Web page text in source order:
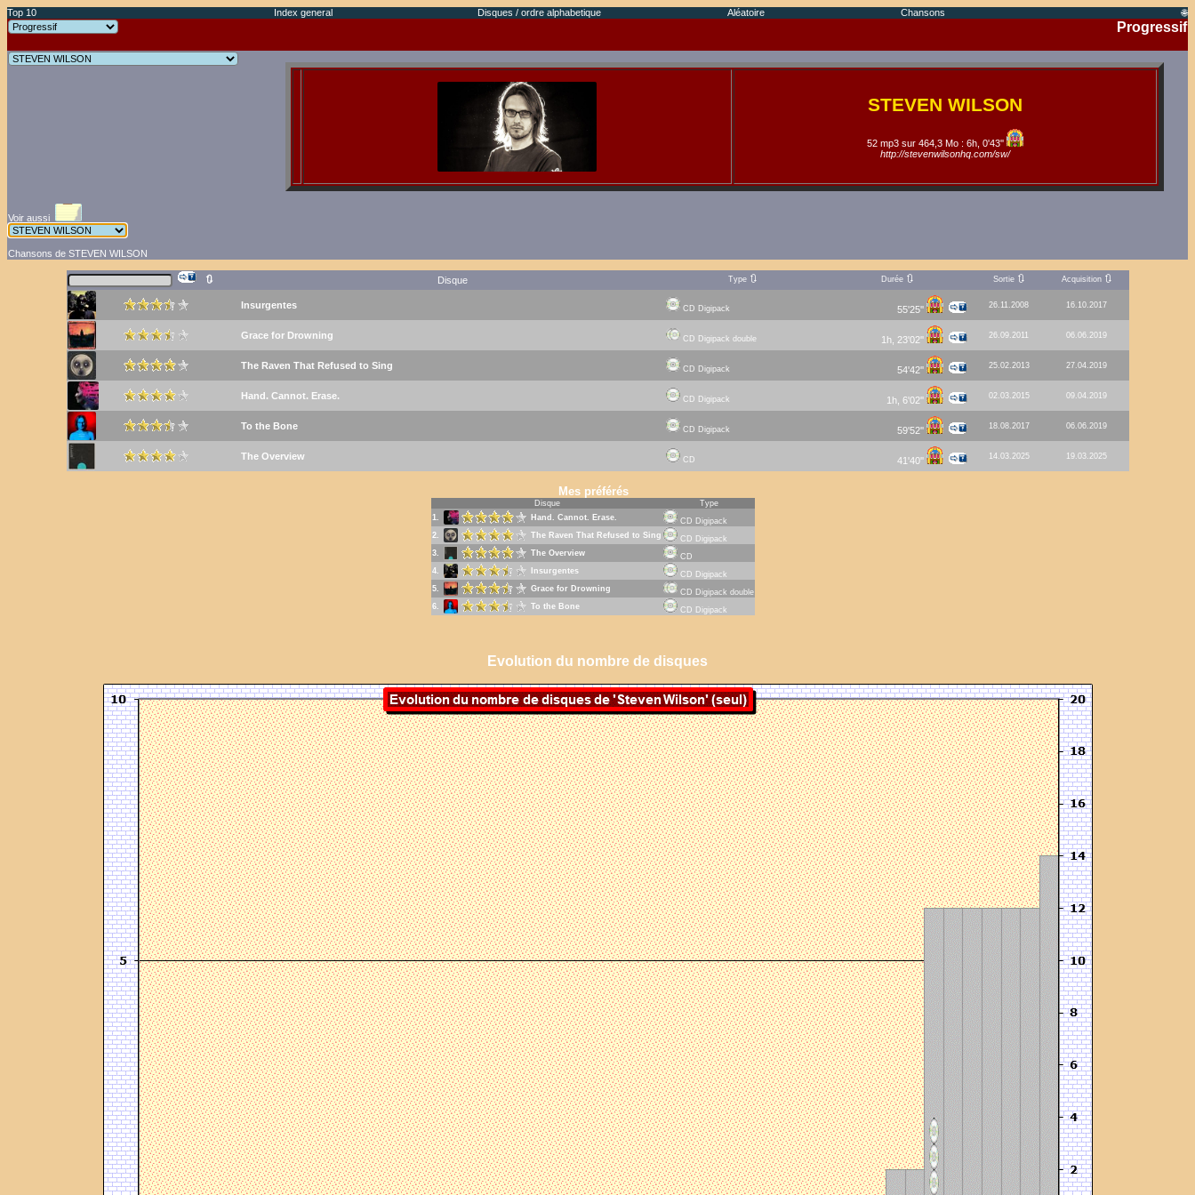
Top 10 Index general Disques / ordre alphabetique Aléatoire Chansons 🌐
Progressif
STEVEN WILSON
52 mp3 sur 464,3 Mo : 6h, 0'43''
http://stevenwilsonhq.com/sw/
Voir aussi
Chansons de STEVEN WILSON
🔃 Disque Type 🔃 Durée 🔃 Sortie 🔃 Acquisition🔃
Insurgentes CD Digipack 55'25'' 26.11.2008 16.10.2017
Grace for Drowning CD Digipack double 1h, 23'02'' 26.09.2011 06.06.2019
The Raven That Refused to Sing CD Digipack 54'42'' 25.02.2013 27.04.2019
Hand. Cannot. Erase. CD Digipack 1h, 6'02'' 02.03.2015 09.04.2019
To the Bone CD Digipack 59'52'' 18.08.2017 06.06.2019
The Overview CD 41'40'' 14.03.2025 19.03.2025
Mes préférés
Disque
Type
1.
Hand. Cannot. Erase.
CD Digipack
2.
The Raven That Refused to Sing
CD Digipack
3.
The Overview
CD
4.
Insurgentes
CD Digipack
5.
Grace for Drowning
CD Digipack double
6.
To the Bone CD Digipack
Evolution du nombre de disques